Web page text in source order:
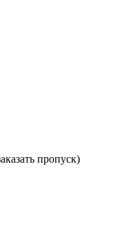
пропуск)